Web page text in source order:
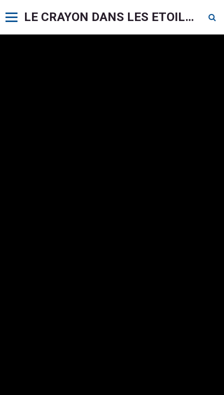
LE CRAYON DANS LES ETOILES